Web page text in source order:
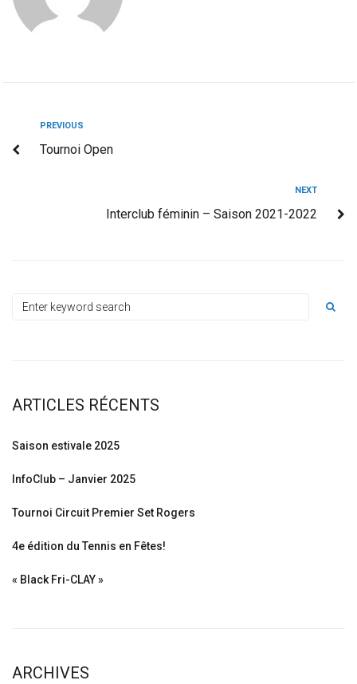
PREVIOUS
Tournoi Open
NEXT
Interclub féminin – Saison 2021-2022
ARTICLES RÉCENTS
Saison estivale 2025
InfoClub – Janvier 2025
Tournoi Circuit Premier Set Rogers
4e édition du Tennis en Fêtes!
« Black Fri-CLAY »
ARCHIVES